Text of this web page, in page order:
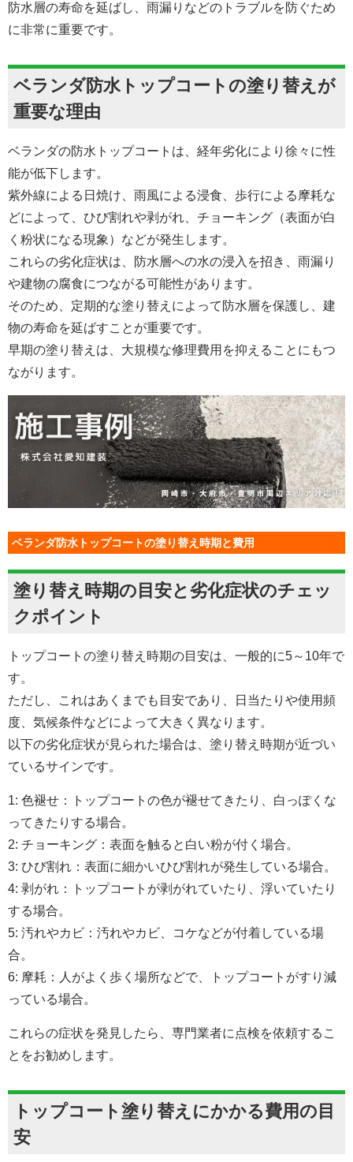
防水層の寿命を延ばし、雨漏りなどのトラブルを防ぐため
に非常に重要です。
ベランダ防水トップコートの塗り替えが
重要な理由
ベランダの防水トップコートは、経年劣化により徐々に性
能が低下します。
紫外線による日焼け、雨風による浸食、歩行による摩耗な
どによって、ひび割れや剥がれ、チョーキング（表面が白
く粉状になる現象）などが発生します。
これらの劣化症状は、防水層への水の浸入を招き、雨漏り
や建物の腐食につながる可能性があります。
そのため、定期的な塗り替えによって防水層を保護し、建
物の寿命を延ばすことが重要です。
早期の塗り替えは、大規模な修理費用を抑えることにもつ
ながります。
ベランダ防水トップコートの塗り替え時期と費用
塗り替え時期の目安と劣化症状のチェッ
クポイント
トップコートの塗り替え時期の目安は、一般的に5～10年で
す。
ただし、これはあくまでも目安であり、日当たりや使用頻
度、気候条件などによって大きく異なります。
以下の劣化症状が見られた場合は、塗り替え時期が近づい
ているサインです。
1: 色褪せ：トップコートの色が褪せてきたり、白っぽくな
ってきたりする場合。
2: チョーキング：表面を触ると白い粉が付く場合。
3: ひび割れ：表面に細かいひび割れが発生している場合。
4: 剥がれ：トップコートが剥がれていたり、浮いていたり
する場合。
5: 汚れやカビ：汚れやカビ、コケなどが付着している場
合。
6: 摩耗：人がよく歩く場所などで、トップコートがすり減
っている場合。
これらの症状を発見したら、専門業者に点検を依頼するこ
とをお勧めします。
トップコート塗り替えにかかる費用の目
安